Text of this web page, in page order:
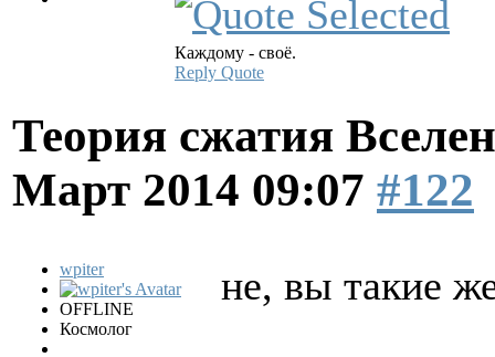
Каждому - своё.
Reply Quote
Теория сжатия
Март 2014 09:07 #122
wpiter
OFFLINE
Космолог
не, вы такие